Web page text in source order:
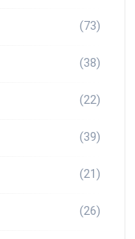
(73)
(38)
(22)
(39)
(21)
(26)